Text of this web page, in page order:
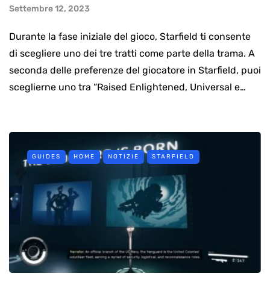
Settembre 12, 2023
Durante la fase iniziale del gioco, Starfield ti consente
di scegliere uno dei tre tratti come parte della trama. A
seconda delle preferenze del giocatore in Starfield, puoi
sceglierne uno tra “Raised Enlightened, Universal e…
GUIDES HOME NOTIZIE STARFIELD